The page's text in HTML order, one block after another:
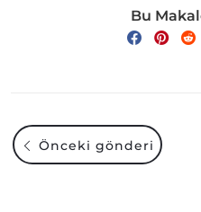
Bu
Önceki gönderi